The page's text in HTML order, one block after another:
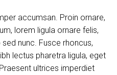
accumsan. Proin ornare,
lorem ligula ornare felis,
nunc. Fusce rhoncus,
lectus pharetra ligula, eget
ultrices imperdiet